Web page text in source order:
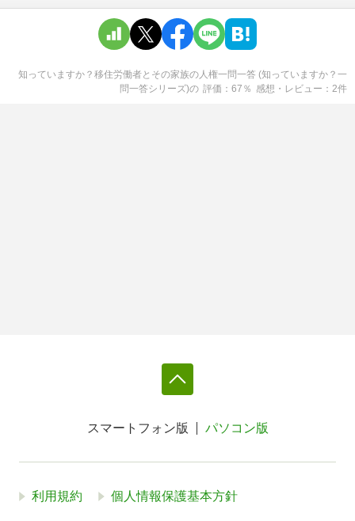
知っていますか？移住労働者とその家族の人権一問一答 (知っていますか？一
問一答シリーズ)の 評価 67 ％ 感想・レビュー 2件
スマートフォン版 パソコン版
利用規約 個人情報保護基本方針